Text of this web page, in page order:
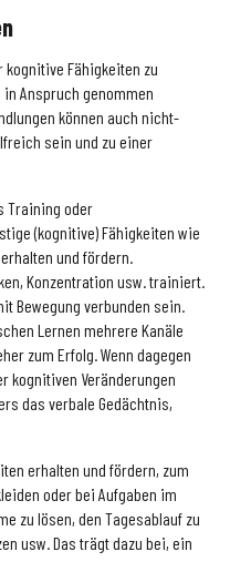
Fähigkeiten zu
Anspruch genommen
können auch nicht-
sein und zu einer
Training oder
(kognitive) Fähigkeiten wie
und fördern.
Konzentration usw. trainiert.
Bewegung verbunden sein.
Lernen mehrere Kanäle
zum Erfolg. Wenn dagegen
kognitiven Veränderungen
das verbale Gedächtnis,
erhalten und fördern, zum
oder bei Aufgaben im
zu lösen, den Tagesablauf zu
usw. Das trägt dazu bei, ein